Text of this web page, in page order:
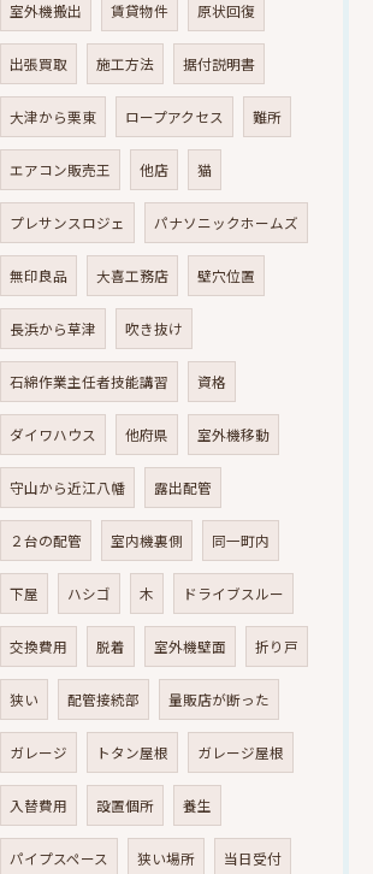
室外機搬出 賃貸物件 原状回復
出張買取 施工方法 据付説明書
大津から栗東 ロープアクセス 難所
エアコン販売王 他店 猫
プレサンスロジェ パナソニックホームズ
無印良品 大喜工務店 壁穴位置
長浜から草津 吹き抜け
石綿作業主任者技能講習 資格
ダイワハウス 他府県 室外機移動
守山から近江八幡 露出配管
２台の配管 室内機裏側 同一町内
下屋 ハシゴ 木 ドライブスルー
交換費用 脱着 室外機壁面 折り戸
狭い 配管接続部 量販店が断った
ガレージ トタン屋根 ガレージ屋根
入替費用 設置個所 養生
パイプスペース 狭い場所 当日受付